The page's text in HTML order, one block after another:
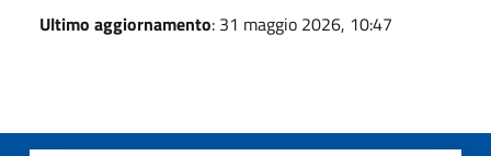
Ultimo aggiornamento: 31 maggio 2026, 10:47